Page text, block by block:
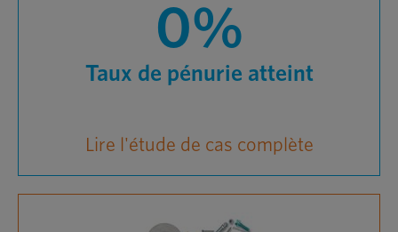
0%
Taux de pénurie atteint
Lire l'étude de cas complète